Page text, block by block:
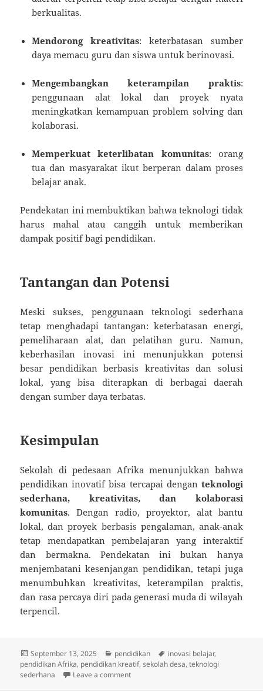
berkualitas.
Mendorong kreativitas: keterbatasan sumber
daya memacu guru dan siswa untuk berinovasi.
Mengembangkan keterampilan praktis:
penggunaan alat lokal dan proyek nyata
meningkatkan kemampuan problem solving dan
kolaborasi.
Memperkuat keterlibatan komunitas: orang
tua dan masyarakat ikut berperan dalam proses
belajar anak.
Pendekatan ini membuktikan bahwa teknologi tidak
harus mahal atau canggih untuk memberikan
dampak positif bagi pendidikan.
Tantangan dan Potensi
Meski sukses, penggunaan teknologi sederhana
tetap menghadapi tantangan: keterbatasan energi,
pemeliharaan alat, dan pelatihan guru. Namun,
keberhasilan inovasi ini menunjukkan potensi
besar pendidikan berbasis kreativitas dan solusi
lokal, yang bisa diterapkan di berbagai daerah
dengan sumber daya terbatas.
Kesimpulan
Sekolah di pedesaan Afrika menunjukkan bahwa
pendidikan inovatif bisa tercapai dengan teknologi
sederhana, kreativitas, dan kolaborasi
komunitas. Dengan radio, proyektor, alat bantu
lokal, dan proyek berbasis pengalaman, anak-anak
tetap mendapatkan pembelajaran yang interaktif
dan bermakna. Pendekatan ini bukan hanya
menjembatani kesenjangan pendidikan, tetapi juga
menumbuhkan kreativitas, keterampilan praktis,
dan rasa percaya diri pada generasi muda di wilayah
terpencil.
Posted
on
September 13, 2025 Categories
pendidikan Tags
inovasi belajar,
pendidikan Afrika, pendidikan kreatif,sekolah desa,teknologi
sederhana
Leave a commenton Sekolah Afrika: Inovasi Belajar